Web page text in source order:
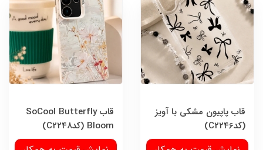
قاب پاپیون مشکی با آویز
(کدC2246)
قاب SoCool Butterfly
Bloom (کدC2248)